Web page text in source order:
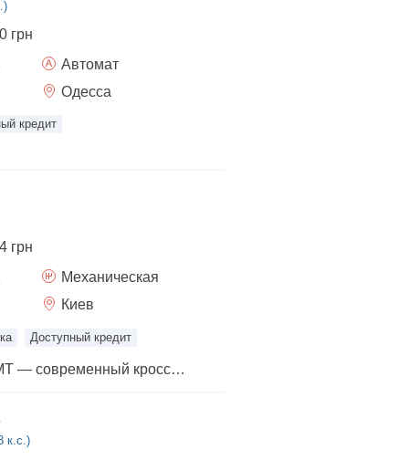
грн
Автомат
Одесса
кредит
грн
Механическая
Киев
Доступный кредит
Новый MG ZS STD MT — современный кроссовер для корпоративного использования, служебных поездок и автопарков. Надежность, экономичность, комфорт. Автомобиль сочетает эффективный 1.5-литровый бензиновый двигатель (116 л.с.) с 5-ступенчатой механической коробкой передач, низкий расход топлива (от 6,3 л/100 км) и просторный салон. Преимущества для компаний: • Эксклюзивная партия 15 автомобилей от официального дилера Winner Automotive • Гарантия 5 лет или 150 000 км • Выгодные условия лизинга и кредита, продажа в трейд-ин. • Обслуживание в официальной дилерской сети • Идеальное решение для корпоративных парков, сервисных компаний, такси, carsharing. • Персональные скидки при покупке партии автомобилей Основное оснащение: • Кондиционер с автоматическим управлением • Камера заднего вида, парктроники • Светодиодные ходовые огни, автоматические фары • Мультимедиа 10.25” с Apple CarPlay™ / Android Auto™ • 4 динамика, Bluetooth • Центральный подлокотник, тканевый салон • Диски 16” легкосплавные Кредит и лизинг от 0,01% Trade-In: обменяйте свой автомобиль на новый Ford Puma Добавь в автопарк MG ZS — стильный, надежный и выгодный выбор для бизнеса!
к.с.)